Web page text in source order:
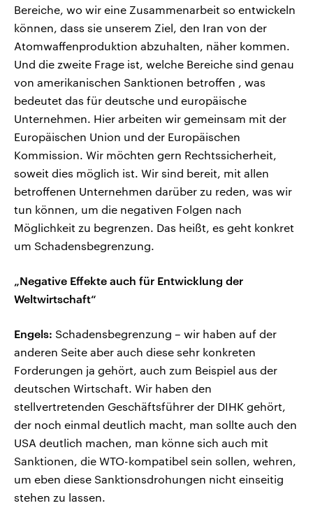
Bereiche, wo wir eine Zusammenarbeit so entwickeln
können, dass sie unserem Ziel, den Iran von der
Atomwaffenproduktion abzuhalten, näher kommen.
Und die zweite Frage ist, welche Bereiche sind genau
von amerikanischen Sanktionen betroffen , was
bedeutet das für deutsche und europäische
Unternehmen. Hier arbeiten wir gemeinsam mit der
Europäischen Union und der Europäischen
Kommission. Wir möchten gern Rechtssicherheit,
soweit dies möglich ist. Wir sind bereit, mit allen
betroffenen Unternehmen darüber zu reden, was wir
tun können, um die negativen Folgen nach
Möglichkeit zu begrenzen. Das heißt, es geht konkret
um Schadensbegrenzung.
„Negative Effekte auch für Entwicklung der
Weltwirtschaft“
Engels: Schadensbegrenzung – wir haben auf der
anderen Seite aber auch diese sehr konkreten
Forderungen ja gehört, auch zum Beispiel aus der
deutschen Wirtschaft. Wir haben den
stellvertretenden Geschäftsführer der DIHK gehört,
der noch einmal deutlich macht, man sollte auch den
USA deutlich machen, man könne sich auch mit
Sanktionen, die WTO-kompatibel sein sollen, wehren,
um eben diese Sanktionsdrohungen nicht einseitig
stehen zu lassen.